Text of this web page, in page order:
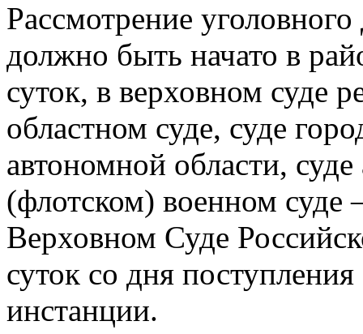
Рассмотрение
должно быть начато в
суток, в верховном суде
областном суде, суде
автономной области,
(флотском) военном суде
Верховном Суде
суток со дня
инстанции.